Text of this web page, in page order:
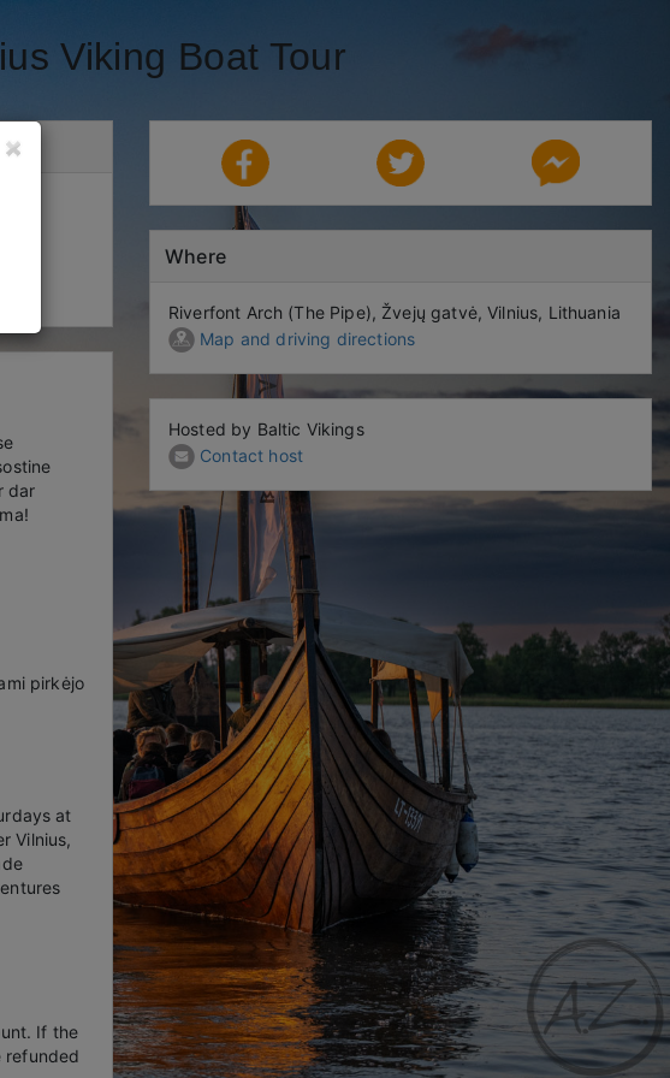
Viking Boat Tour
dar
pirkėjo
at
Vilnius,
If the
refunded
Where
Riverfont Arch (The Pipe), Žvejų gatvė, Vilnius, Lithuania
Map and driving directions
Hosted by Baltic Vikings
Contact host